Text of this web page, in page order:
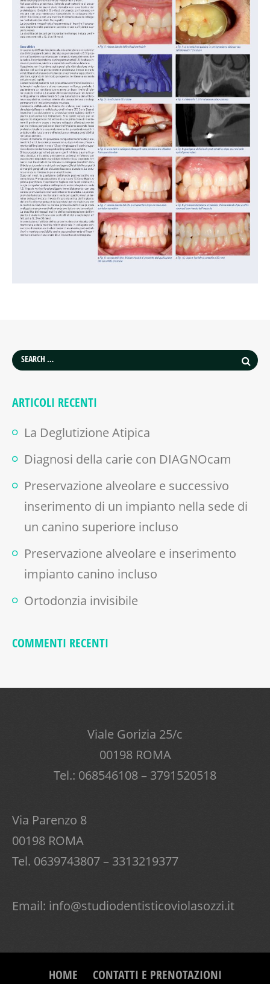
ARTICOLI RECENTI
La Deglutizione Atipica
Diagnosi della carie con DIAGNOcam
Preservazione alveolare e successivo
inserimento di un impianto nella sede di
un canino superiore incluso
Preservazione alveolare e inserimento
impianto canino incluso
Ortodonzia invisibile
COMMENTI RECENTI
Viale Gorizia 25/c
00198 ROMA
Tel.: 068546108 – 3791520518
Via Parenzo 8
00198 ROMA
Tel. 0639743807 – 3313219377
Email: info@studiodentisticoviolasozzi.it
HOME CONTATTI E PRENOTAZIONI